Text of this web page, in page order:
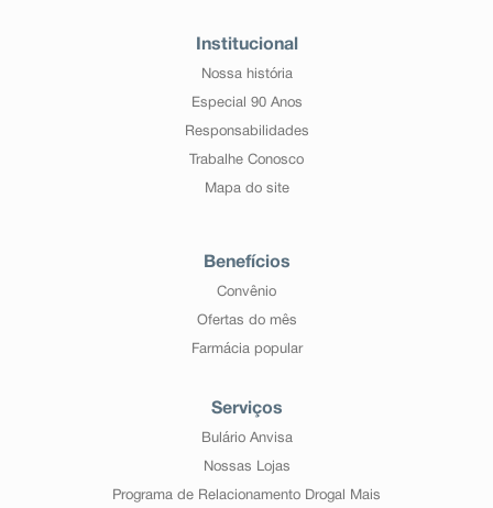
Institucional
Nossa história
Especial 90 Anos
Responsabilidades
Trabalhe Conosco
Mapa do site
Benefícios
Convênio
Ofertas do mês
Farmácia popular
Serviços
Bulário Anvisa
Nossas Lojas
Programa de Relacionamento Drogal Mais